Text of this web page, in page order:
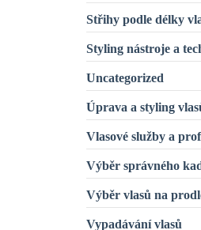
Střihy podle délky
Styling nástroje a
Uncategorized
Úprava a styling
Vlasové služby a
Výběr správného
Výběr vlasů na
Vypadávání vlasů